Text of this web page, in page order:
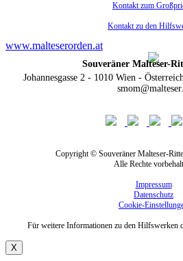
Kontakt zum
Kontakt zu den
www.malteserorden.at
Souveräner Malteser-
Johannesgasse 2 - 1010 Wien -
Copyright © Souveräner Malteser-
Alle Rechte
Impressum
Datenschutz
Cookie-
Für weitere Informationen zu den Hilfswerken
X